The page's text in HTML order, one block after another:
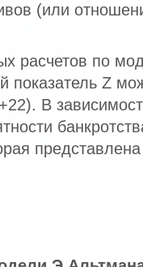
(или
расчетов по
показатель Z
В